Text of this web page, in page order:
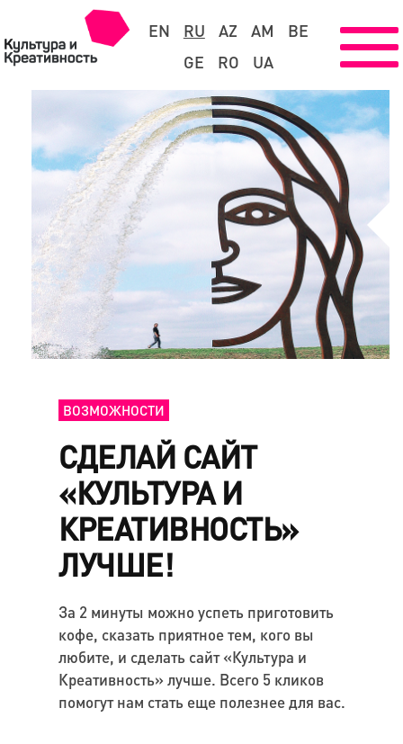
EN RU AZ AM
BE
GE
RO UA
ВОЗМОЖНОСТИ
СДЕЛАЙ САЙТ
«КУЛЬТУРА И
КРЕАТИВНОСТЬ»
ЛУЧШЕ!
За 2 минуты можно успеть приготовить
кофе, сказать приятное тем, кого вы
любите, и сделать сайт «Культура и
Креативность» лучше. Всего 5 кликов
помогут нам стать еще полезнее для вас.